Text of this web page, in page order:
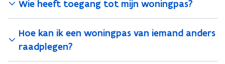
Wie heeft toegang tot mijn woningpas?
Hoe kan ik een woningpas van iemand anders
raadplegen?